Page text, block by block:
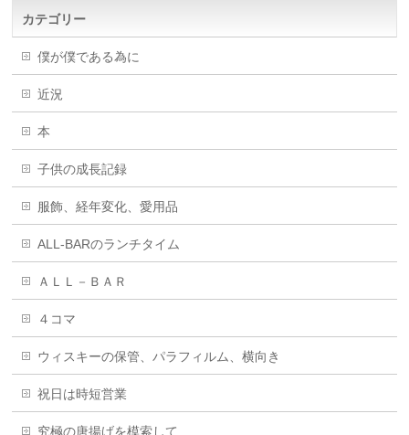
カテゴリー
僕が僕である為に
近況
本
子供の成長記録
服飾、経年変化、愛用品
ALL-BARのランチタイム
ＡＬＬ－ＢＡＲ
４コマ
ウィスキーの保管、パラフィルム、横向き
祝日は時短営業
究極の唐揚げを模索して